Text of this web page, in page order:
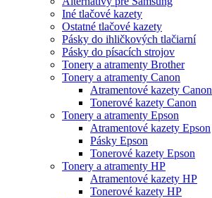
Iné tlačové kazety
Ostatné tlačové kazety
Pásky do ihličkových tlačiarní
Pásky do písacích strojov
Tonery a atramenty Brother
Tonery a atramenty Canon
Atramentové kazety Canon
Tonerové kazety Canon
Tonery a atramenty Epson
Atramentové kazety Epson
Pásky Epson
Tonerové kazety Epson
Tonery a atramenty HP
Atramentové kazety HP
Tonerové kazety HP